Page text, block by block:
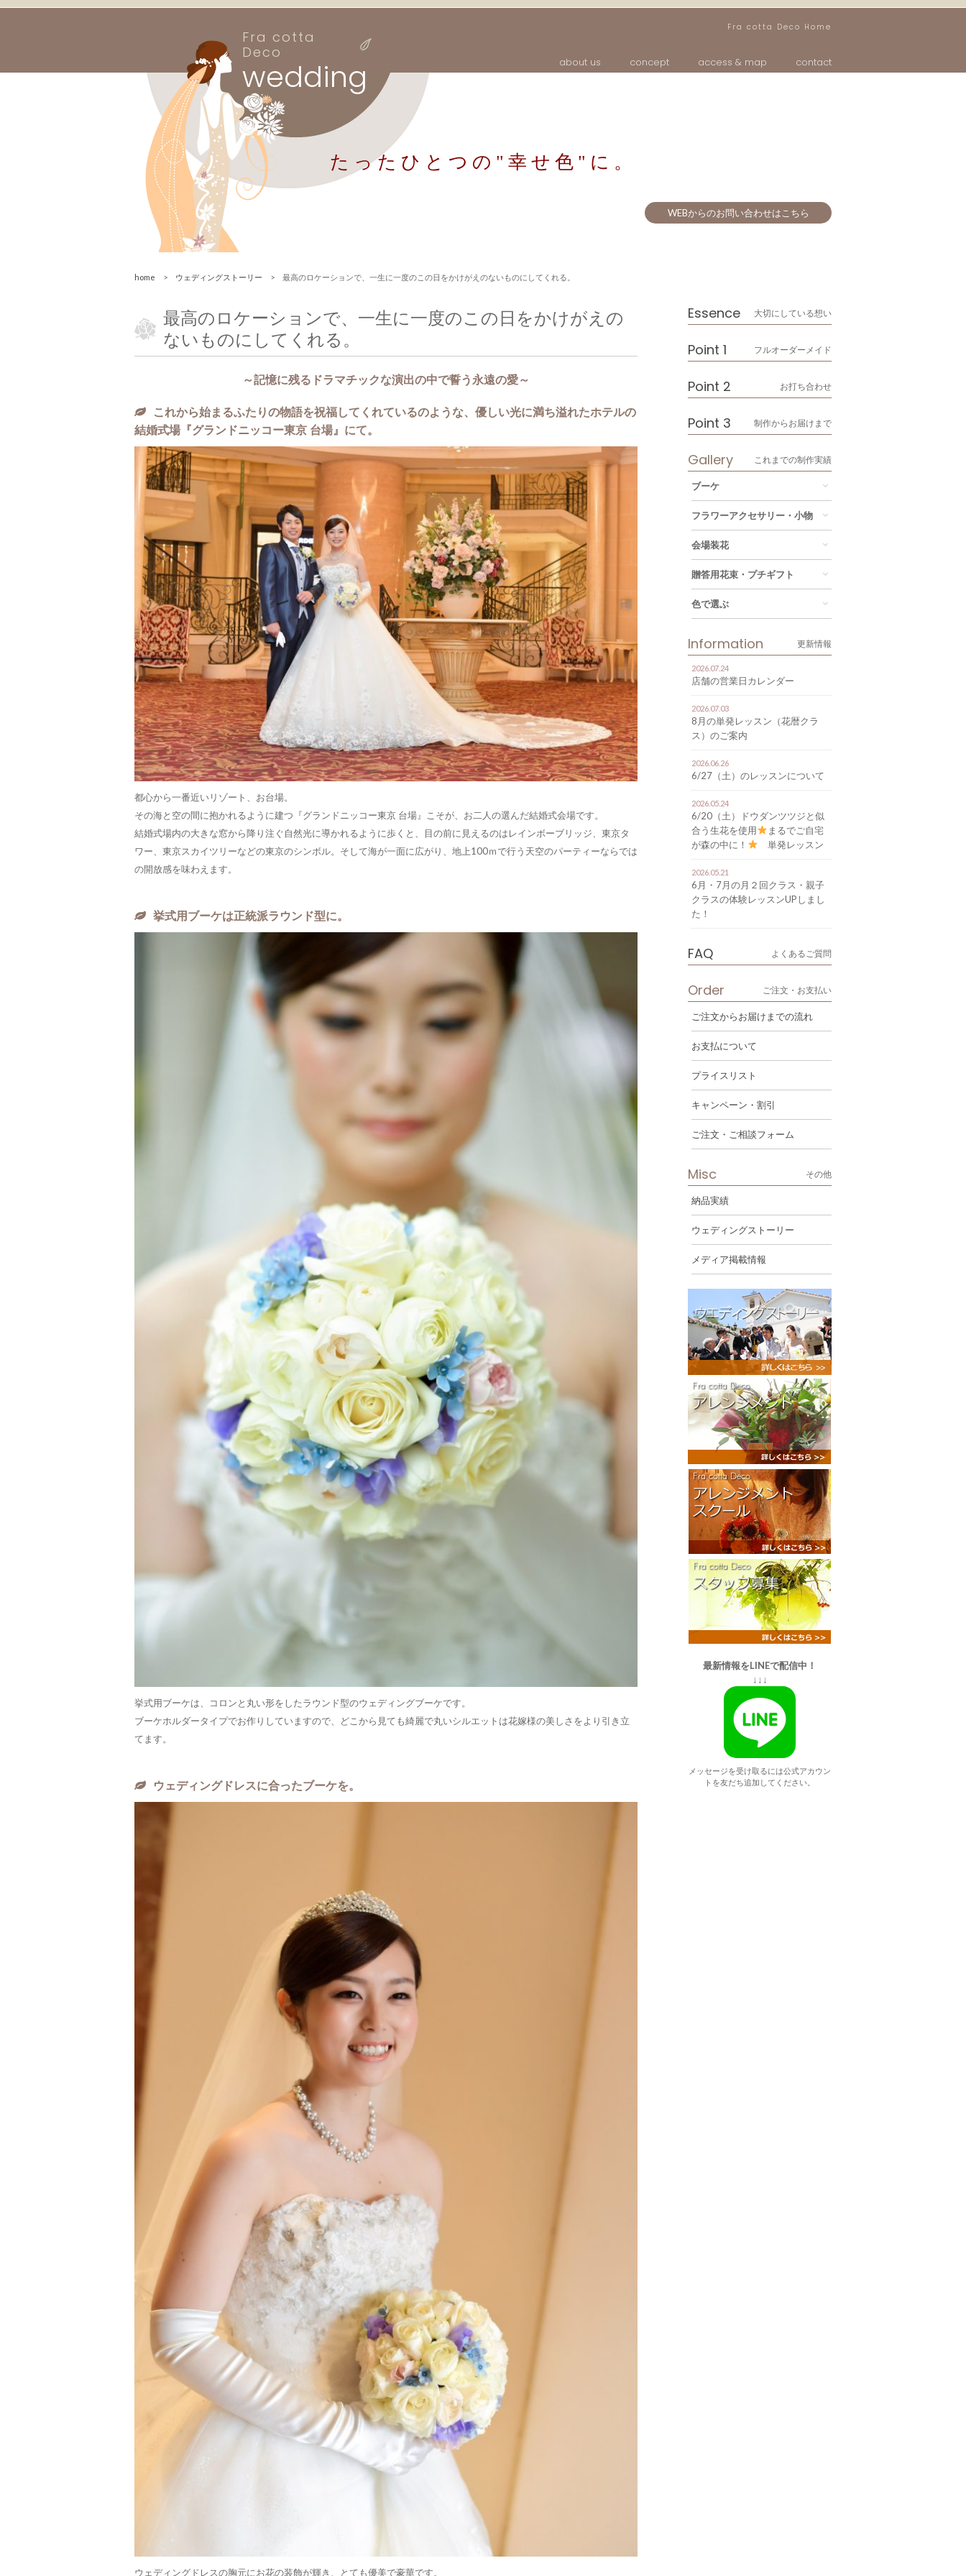
Fra cotta Deco Home
contact
access & map
concept
about us
Fra cotta
Deco
wedding
たったひとつの "幸せ色"に。
WEBからのお問い合わせはこちら
home > ウェディングストーリー > 最高のロケーションで、一生に一度のこの日をかけがえのないものにしてくれる。
最高のロケーションで、一生に一度のこの日をかけがえの
ないものにしてくれる。
～記憶に残るドラマチックな演出の中で誓う永遠の愛～
これから始まるふたりの物語を祝福してくれているのような、優しい光に満ち溢れたホテルの
結婚式場『グランドニッコー東京 台場』にて。
都心から一番近いリゾート、お台場。
その海と空の間に抱かれるように建つ『グランドニッコー東京 台場』こそが、お二人の選んだ結婚式会場です。
結婚式場内の大きな窓から降り注ぐ自然光に導かれるように歩くと、目の前に見えるのはレインボーブリッジ、東京タ
ワー、東京スカイツリーなどの東京のシンボル。そして海が一面に広がり、地上100ｍで行う天空のパーティーならでは
の開放感を味わえます。
挙式用ブーケは正統派ラウンド型に。
挙式用ブーケは、コロンと丸い形をしたラウンド型のウェディングブーケです。
ブーケホルダータイプでお作りしていますので、どこから見ても綺麗で丸いシルエットは花嫁様の美しさをより引き立
てます。
ウェディングドレスに合ったブーケを。
ウェディングドレスの胸元にお花の装飾が輝き、とても優美で豪華です。
Essence 大切にしている想い
Point 1 フルオーダーメイド
Point 2 お打ち合わせ
Point 3 制作からお届けまで
Gallery これまでの制作実績
ブーケ
フラワーアクセサリー・小物
会場装花
贈答用花束・プチギフト
色で選ぶ
Information 更新情報
2026.07.24
店舗の営業日カレンダー
2026.07.03
8月の単発レッスン（花暦クラ
ス）のご案内
2026.06.26
6/27（土）のレッスンについて
2026.05.24
6/20（土）ドウダンツツジと似
合う生花を使用
まるでご自宅
が森の中に！
単発レッスン
のご案内
2026.05.21
6月・7月の月２回クラス・親子
クラスの体験レッスンUPしまし
た！
FAQ よくあるご質問
Order ご注文・お支払い
ご注文からお届けまでの流れ
お支払について
プライスリスト
キャンペーン・割引
ご注文・ご相談フォーム
Misc その他
納品実績
ウェディングストーリー
メディア掲載情報
最新情報をLINEで配信中！
↓↓↓
メッセージを受け取るには公式アカウン
トを友だち追加してください。